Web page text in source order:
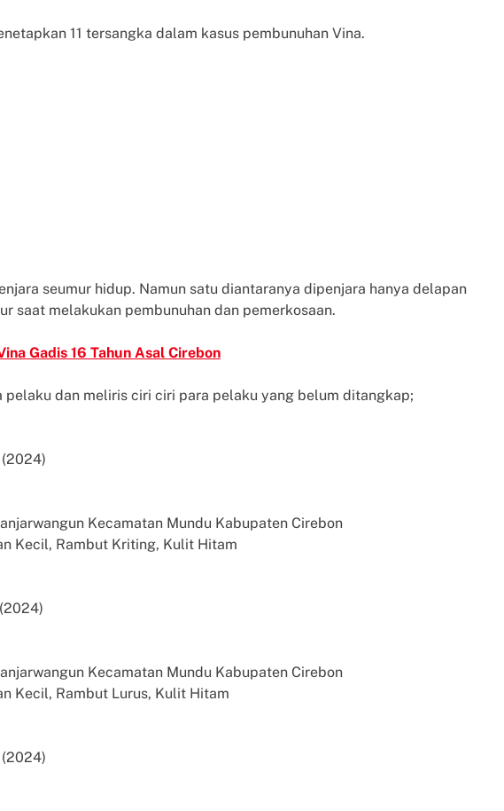
11 tersangka dalam kasus pembunuhan Vina.
seumur hidup. Namun satu diantaranya dipenjara hanya delapan
saat melakukan pembunuhan dan pemerkosaan.
Gadis 16 Tahun Asal Cirebon
dan meliris ciri ciri para pelaku yang belum ditangkap;
(2024)
Kecamatan Mundu Kabupaten Cirebon
Kecil, Rambut Kriting, Kulit Hitam
Kecamatan Mundu Kabupaten Cirebon
Kecil, Rambut Lurus, Kulit Hitam
(2024)